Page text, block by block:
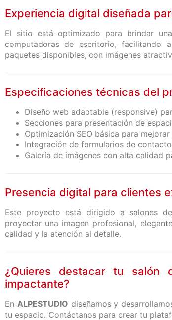
Experiencia digital diseñada
El sitio está optimizado para brindar
computadoras de escritorio, facilitando
paquetes disponibles, con imágenes
Especificaciones técnicas del
Diseño web adaptable (responsive)
Secciones para presentación de
Optimización SEO básica para
Integración de formularios de
Galería de imágenes con alta calidad
Presencia digital para clientes
Este proyecto está dirigido a salones
proyectar una imagen profesional,
calidad y la atención al detalle.
¿Quieres destacar tu salón
impactante?
En ALPESTUDIO diseñamos y
tu espacio. Contáctanos para crear tu